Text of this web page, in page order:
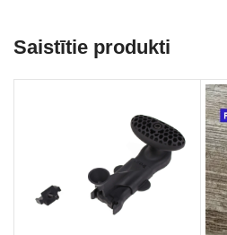
Saistītie produkti